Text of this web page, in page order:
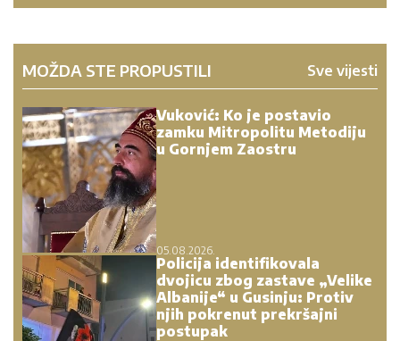
MOŽDA STE PROPUSTILI Sve vijesti
Vuković: Ko je postavio
zamku Mitropolitu Metodiju
u Gornjem Zaostru
05.08.2026.
Policija identifikovala
dvojicu zbog zastave „Velike
Albanije“ u Gusinju: Protiv
njih pokrenut prekršajni
postupak